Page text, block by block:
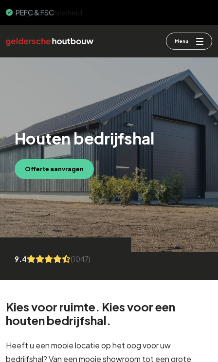
PEFC & FSC
Menu
Houten bedrijfshal
Offerte aanvragen
9.4 (1047)
Kies voor ruimte. Kies voor een
houten bedrijfshal.
Heeft u een mooie locatie op het oog voor uw
bedrijfshal? Van een mooie showroom tot een grote